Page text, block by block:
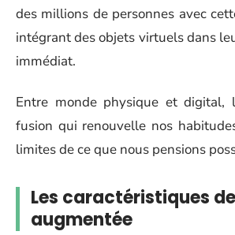
des millions de personnes avec
intégrant des objets virtuels dans
immédiat.
Entre monde physique et digital,
fusion qui renouvelle nos
limites de ce que nous pensions
Les caractéristiques
augmentée